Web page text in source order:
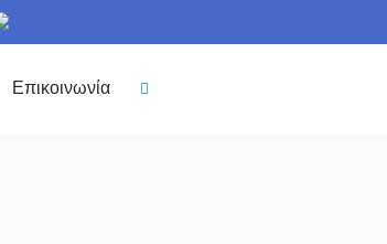
Επικοινωνία